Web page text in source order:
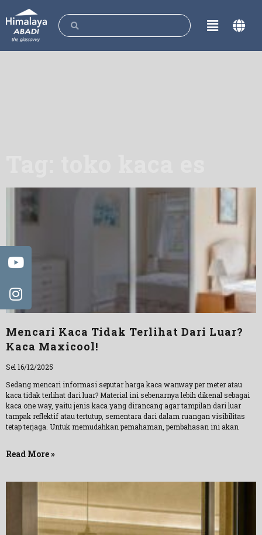
Mencari Kaca Tidak Terlihat Dari Luar?
Kaca Maxicool!
Sel 16/12/2025
Sedang mencari informasi seputar harga kaca wanway per meter atau
kaca tidak terlihat dari luar? Material ini sebenarnya lebih dikenal sebagai
kaca one way, yaitu jenis kaca yang dirancang agar tampilan dari luar
tampak reflektif atau tertutup, sementara dari dalam ruangan visibilitas
tetap terjaga. Untuk memudahkan pemahaman, pembahasan ini akan
Read More »